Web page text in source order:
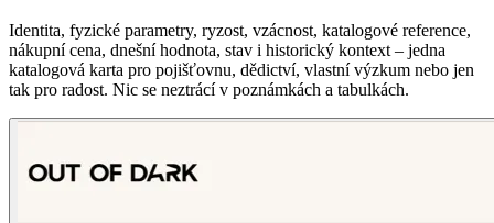
Identita, fyzické parametry, ryzost, vzácnost, katalogové reference,
nákupní cena, dnešní hodnota, stav i historický kontext – jedna
katalogová karta pro pojišťovnu, dědictví, vlastní výzkum nebo jen
tak pro radost. Nic se neztrácí v poznámkách a tabulkách.